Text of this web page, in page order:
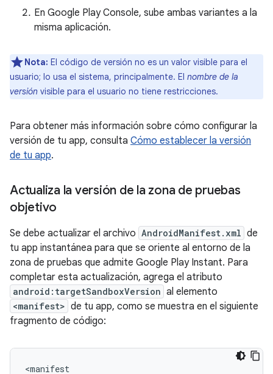
En Google Play Console, sube ambas variantes a la
misma aplicación.
Nota: El código de versión no es un valor visible para el
usuario; lo usa el sistema, principalmente. El nombre de la
versión visible para el usuario no tiene restricciones.
Para obtener más información sobre cómo configurar la
versión de tu app, consulta Cómo establecer la versión
de tu app.
Actualiza la versión de la zona de pruebas
objetivo
Se debe actualizar el archivo AndroidManifest.xml de
tu app instantánea para que se oriente al entorno de la
zona de pruebas que admite Google Play Instant. Para
completar esta actualización, agrega el atributo
android:targetSandboxVersion al elemento
<manifest> de tu app, como se muestra en el siguiente
fragmento de código: